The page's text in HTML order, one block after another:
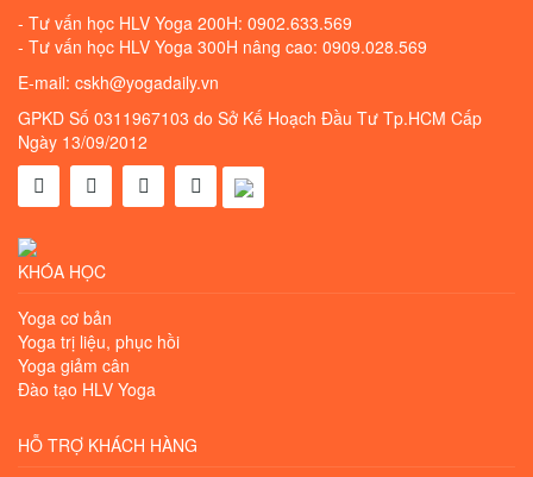
- Tư vấn học HLV Yoga 200H: 0902.633.569
- Tư vấn học HLV Yoga 300H nâng cao: 0909.028.569
E-mail: cskh@yogadaily.vn
GPKD Số 0311967103 do Sở Kế Hoạch Đầu Tư Tp.HCM Cấp
Ngày 13/09/2012
KHÓA HỌC
Yoga cơ bản
Yoga trị liệu, phục hồi
Yoga giảm cân
Đào tạo HLV Yoga
HỖ TRỢ KHÁCH HÀNG